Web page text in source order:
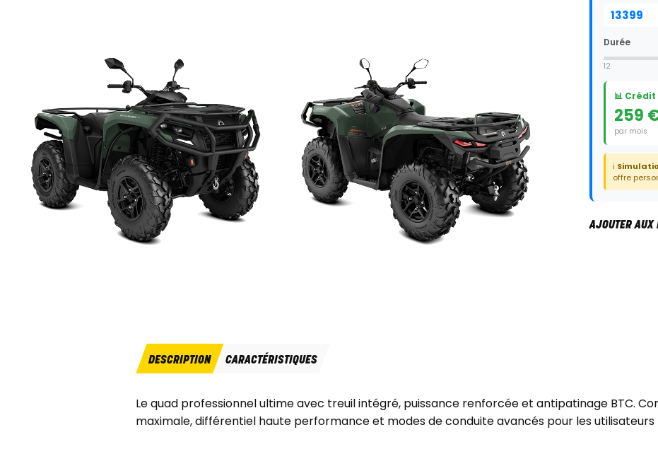
Durée
12
📊
259
par mois
Durée:
ℹ️
offre
AJOUTER AUX
DESCRIPTION CARACTÉRISTIQUES
Le quad professionnel ultime avec treuil intégré, puissance renforcée et antipatinage BTC.
maximale, différentiel haute performance et modes de conduite avancés pour les utilisateurs